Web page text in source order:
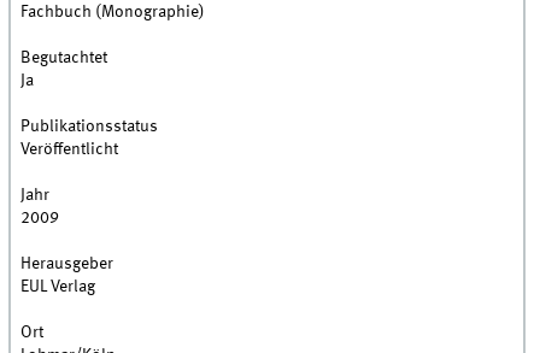
Fachbuch (Monographie)
Begutachtet
Ja
Publikationsstatus
Veröffentlicht
Jahr
2009
Herausgeber
EUL Verlag
Ort